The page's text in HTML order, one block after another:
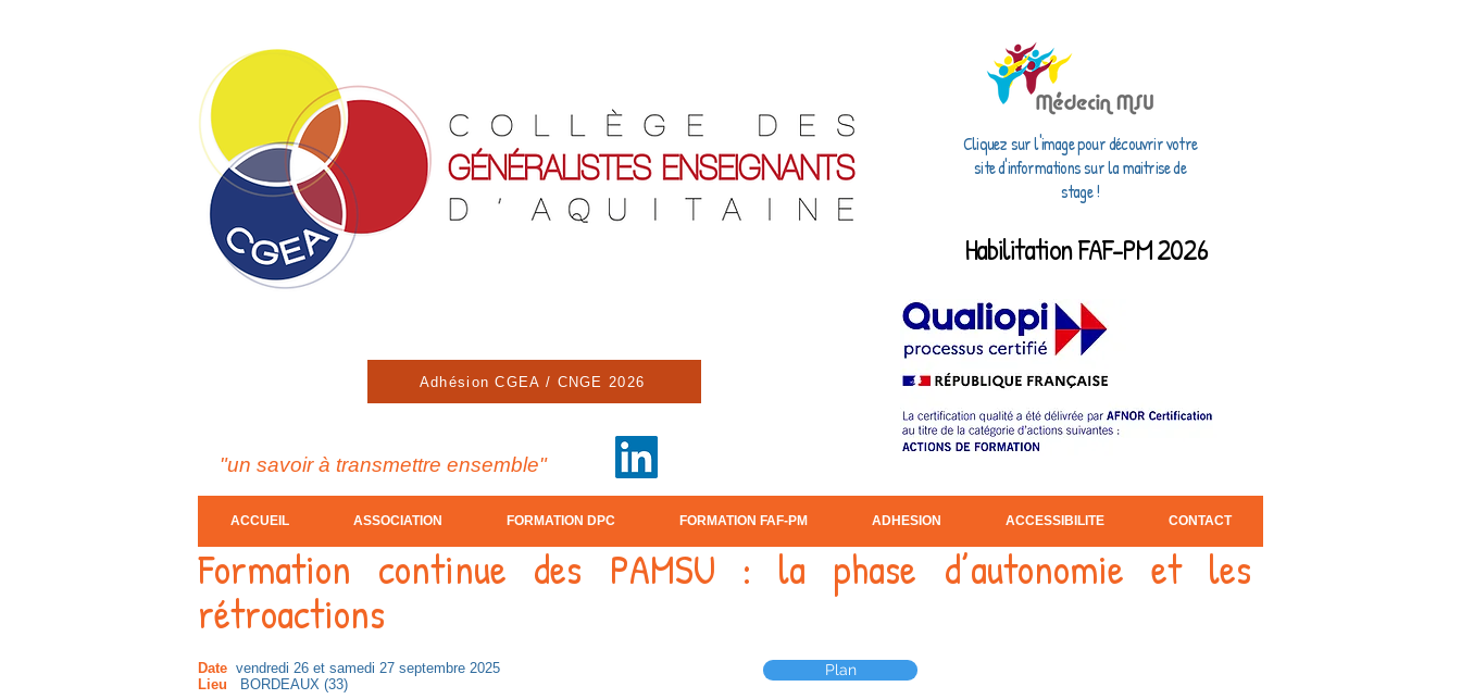
Adhésion CGEA / CNGE 2026
"un savoir à transmettre ensemble"
Cliquez sur l'image pour découvrir votre
site d'informations sur la maitrise de
stage !
Habilitation FAF-PM 2026
ACCUEIL ASSOCIATION FORMATION DPC FORMATION FAF-PM ADHESION ACCESSIBILITE CONTACT
Formation continue des PAMSU : la phase d’autonomie et les
rétroactions
Date vendredi 26 et samedi 27 septembre 2025
Lieu
BORDEAUX (33)
Plan